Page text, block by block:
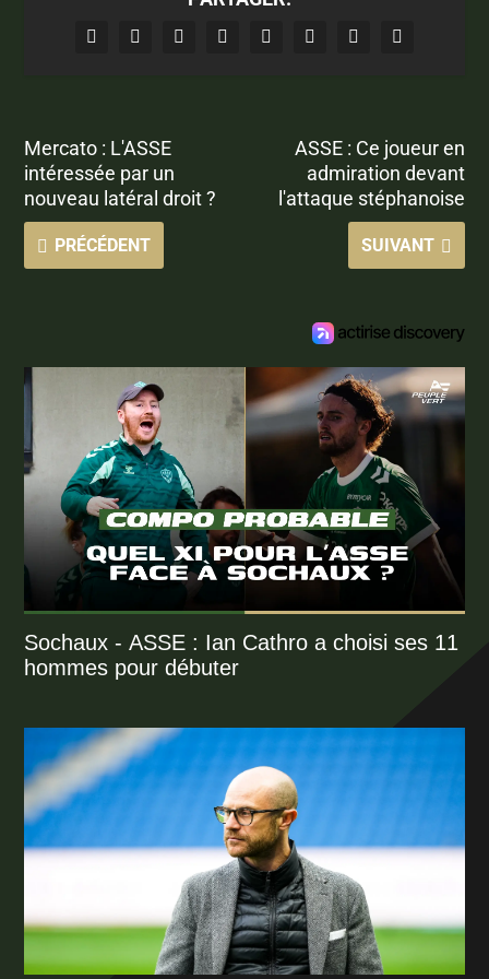
Mercato : L'ASSE
intéressée par un
nouveau latéral droit ?
PRÉCÉDENT
ASSE : Ce joueur en
admiration devant
l'attaque stéphanoise
SUIVANT
Sochaux - ASSE : Ian Cathro a choisi ses 11
hommes pour débuter